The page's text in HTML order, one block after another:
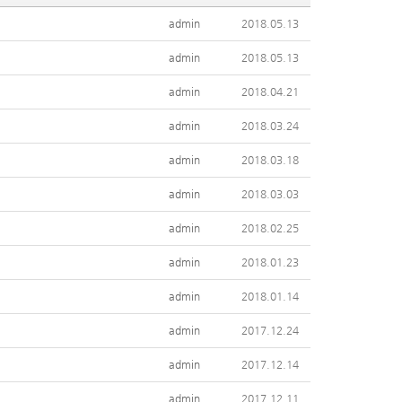
admin 2018.05.13
admin 2018.05.13
admin 2018.04.21
admin 2018.03.24
admin 2018.03.18
admin 2018.03.03
admin 2018.02.25
admin 2018.01.23
admin 2018.01.14
admin 2017.12.24
admin 2017.12.14
admin 2017.12.11